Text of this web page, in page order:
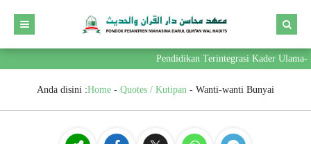
Pendidikan Terintegrasi Kader Ulama-
Anda disini :Home - Quotes / Kutipan - Wanti-wanti Bunyai